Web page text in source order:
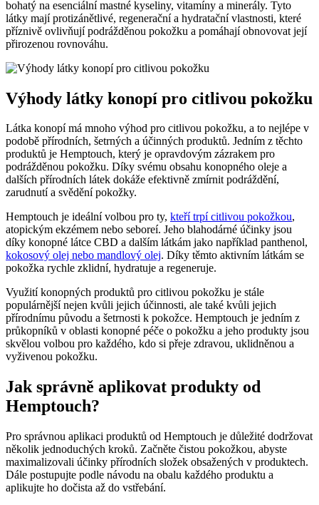
bohatý na esenciální mastné kyseliny, vitamíny a minerály. Tyto
látky mají protizánětlivé, regenerační a hydratační vlastnosti, které
příznivě ovlivňují podrážděnou pokožku a pomáhají obnovovat její
přirozenou rovnováhu.
Výhody látky konopí pro citlivou pokožku
Látka konopí má mnoho výhod pro citlivou pokožku, a to nejlépe v
podobě přírodních, šetrných a účinných produktů. Jedním z těchto
produktů je Hemptouch, který je opravdovým zázrakem pro
podrážděnou pokožku. Díky svému obsahu konopného oleje a
dalších přírodních látek dokáže efektivně zmírnit podráždění,
zarudnutí a svědění pokožky.
Hemptouch je ideální volbou pro ty, kteří trpí citlivou pokožkou,
atopickým ekzémem nebo seboreí. Jeho blahodárné účinky jsou
díky konopné látce CBD a dalším látkám jako například panthenol,
kokosový olej nebo mandlový olej. Díky těmto aktivním látkám se
pokožka rychle zklidní, hydratuje a regeneruje.
Využití konopných produktů pro citlivou pokožku je stále
populárnější nejen kvůli jejich účinnosti, ale také kvůli jejich
přírodnímu původu a šetrnosti k pokožce. Hemptouch je jedním z
průkopníků v oblasti konopné péče o pokožku a jeho produkty jsou
skvělou volbou pro každého, kdo si přeje zdravou, uklidněnou a
vyživenou pokožku.
Jak správně aplikovat produkty od
Hemptouch?
Pro správnou aplikaci produktů od Hemptouch je důležité dodržovat
několik jednoduchých kroků. Začněte čistou pokožkou, abyste
maximalizovali účinky přírodních složek obsažených v produktech.
Dále postupujte podle návodu na obalu každého produktu a
aplikujte ho dočista až do vstřebání.